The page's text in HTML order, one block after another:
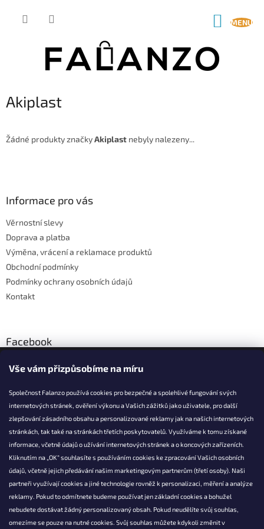
Vše vám přizpůsobíme na míru
Společnost Falanzo používá cookies pro bezpečné a spolehlivé fungování svých
internetových stránek, ověření výkonu a Vašich zážitků jako uživatele, pro další
zlepšování zásadního obsahu a personalizované reklamy jak na našich internetových
stránkách, tak také na stránkách třetích poskytovatelů. Využíváme k tomu získané
informace, včetně údajů o užívání internetových stránek a o koncových zařízeních.
Kliknutím na „OK“ souhlasíte s používáním cookies ke zpracování Vašich osobních
údajů, včetně jejich předávání našim marketingovým partnerům (třetí osoby). Naši
partneři využívají cookies a jiné technologie rovněž k personalizaci, měření a analýze
reklamy. Pokud to odmítnete budeme používat jen základní cookies a bohužel
nebudete dostávat žádný personalizovaný obsah. Pokud neudělíte svůj souhlas,
omezíme se pouze na nutné cookies. Svůj souhlas můžete kdykoli změnit v
Akiplast
Žádné produkty značkyAkiplast nebyly nalezeny...
Informace pro vás
Věrnostní slevy
Doprava a platba
Výměna, vrácení a reklamace produktů
Obchodní podmínky
Podmínky ochrany osobních údajů
Kontakt
Facebook
KONTAKT
info@falanzo.cz
Falanzo.cz
FalanzoCZ